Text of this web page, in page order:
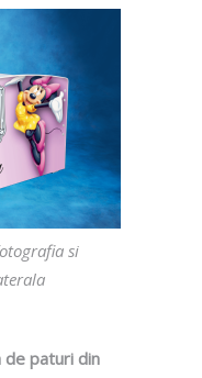
si
paturi din